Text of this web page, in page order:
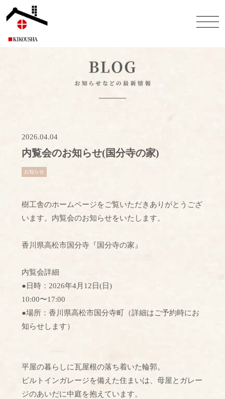
2026.04.04
内覧会のお知らせ(国分寺の家)
お知らせ
樹工舎のホームページをご覧いただきありがとうござ
います。内覧会のお知らせをいたします。
香川県高松市国分寺『国分寺の家』
内覧会詳細
●日時：2026年4月12日(日)
10:00〜17:00
●場所：香川県高松市国分寺町（詳細はご予約時にお
知らせします）
平屋の暮らしに瓦屋根の落ち着いた輪郭。
ビルトインガレージを備えた住まいは、母屋とガレー
ジのあいだに中庭を抱えています。